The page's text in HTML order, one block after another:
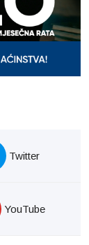
Twitter
YouTube